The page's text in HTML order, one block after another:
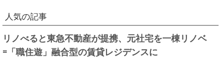
人気の記事
リノべると東急不動産が提携、元社宅を一棟リノベ
=「職住遊」融合型の賃貸レジデンスに